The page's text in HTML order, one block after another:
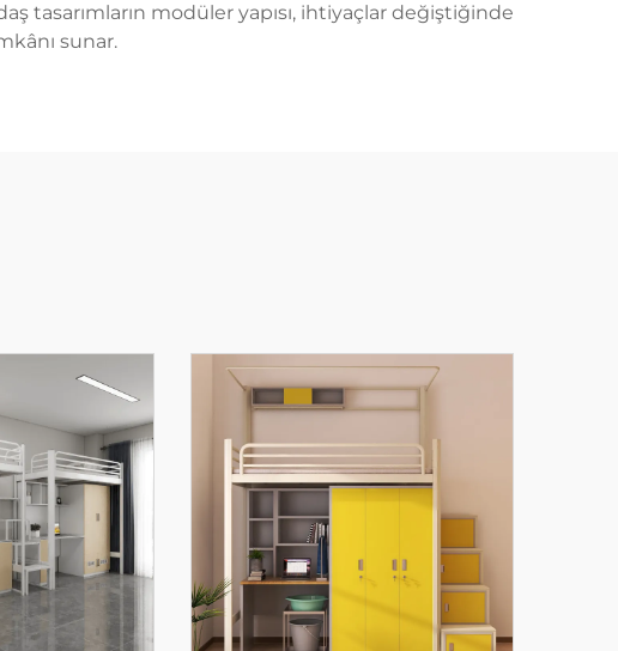
tasarımların modüler yapısı, ihtiyaçlar değiştiğinde
sunar.